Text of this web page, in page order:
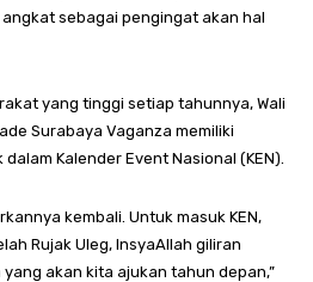
sebagai pengingat akan hal
yang tinggi setiap tahunnya, Wali
Surabaya Vaganza memiliki
Kalender Event Nasional (KEN).
kembali. Untuk masuk KEN,
Rujak Uleg, InsyaAllah giliran
akan kita ajukan tahun depan,”